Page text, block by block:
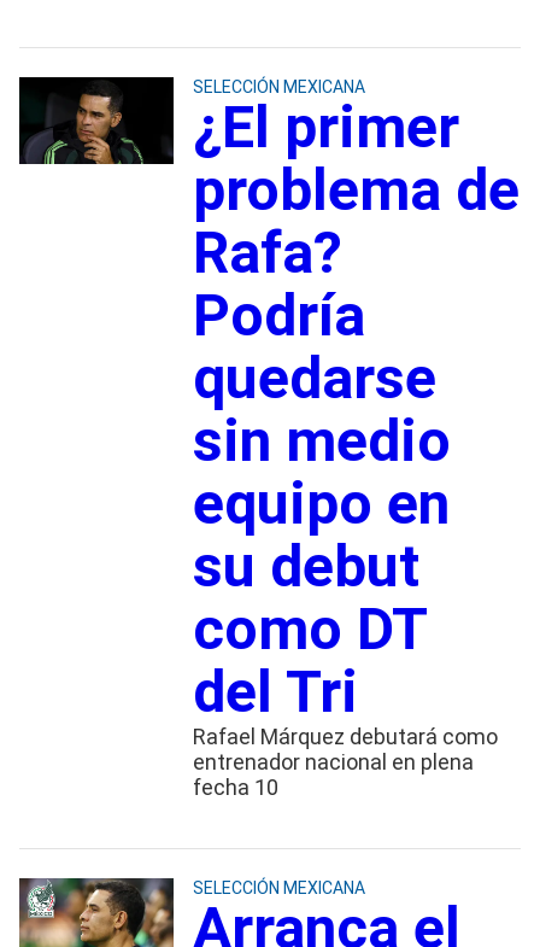
SELECCIÓN MEXICANA
¿El primer
problema de
Rafa?
Podría
quedarse
sin medio
equipo en
su debut
como DT
del Tri
Rafael Márquez debutará como
entrenador nacional en plena
fecha 10
SELECCIÓN MEXICANA
Arranca el